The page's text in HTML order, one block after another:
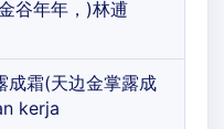
谷年年，)林逋
成霜(天边金掌露成
kerja